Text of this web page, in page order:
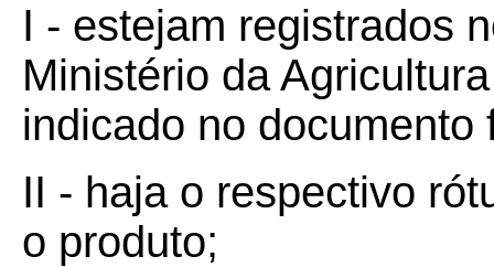
I - estejam registrados
Ministério da
indicado no documento
II - haja o respectivo
o produto;